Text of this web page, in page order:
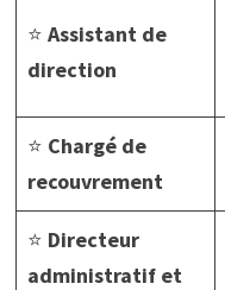
⭐ Assistant de
direction
⭐ Chargé de
recouvrement
⭐ Directeur
administratif et